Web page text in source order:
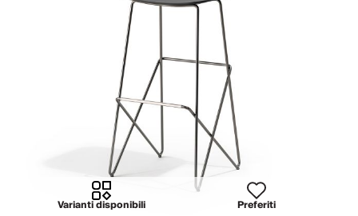
Varianti disponibili Preferiti